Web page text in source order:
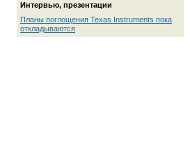
Интервью, презентации
Планы поглощения Texas Instruments пока
откладываются